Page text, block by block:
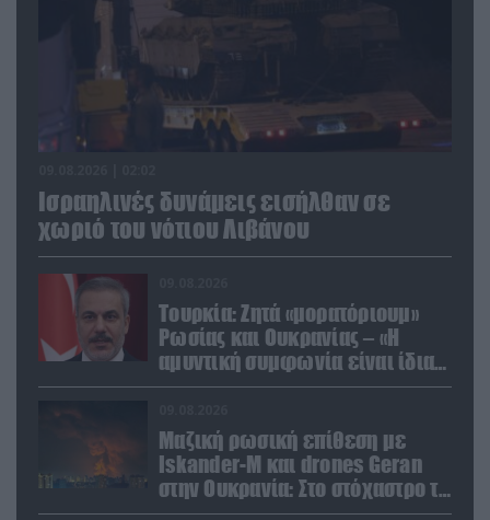
Ισραηλινές δυνάμεις εισήλθαν σε
χωριό του νότιου Λιβάνου
Τουρκία: Ζητά «μορατόριουμ»
Ρωσίας και Ουκρανίας – «Η
αμυντική συμφωνία είναι ίδια
με το άρθρο 5 του ΝΑΤΟ» (upd)
Μαζική ρωσική επίθεση με
Iskander-M και drones Geran
στην Ουκρανία: Στο στόχαστρο το
εργοστάσιο των Flamingo